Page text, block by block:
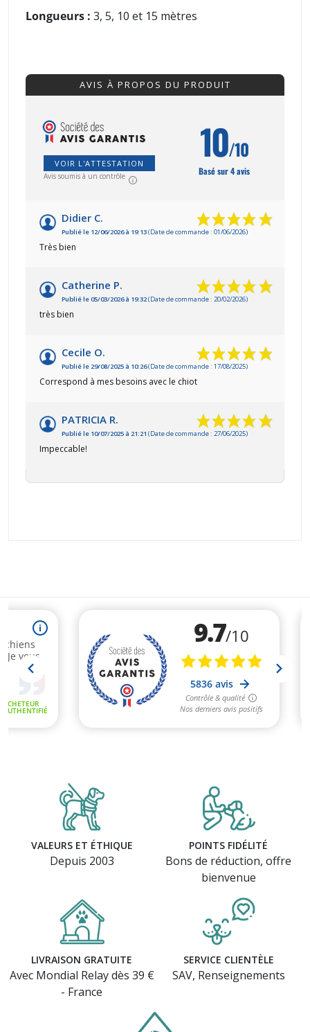
Longueurs : 3, 5, 10 et 15 mètres
AVIS À PROPOS DU PRODUIT
VOIR L'ATTESTATION
Avis soumis à un contrôle
10/10
Basé sur 4 avis
Didier C.
Publié le 12/06/2026 à 19:13(Date de commande : 01/06/2026)
Très bien
Catherine P.
Publié le 05/03/2026 à 19:32(Date de commande : 20/02/2026)
très bien
Cecile O.
Publié le 29/08/2025 à 10:26(Date de commande : 17/08/2025)
Correspond à mes besoins avec le chiot
PATRICIA R.
Publié le 10/07/2025 à 21:21 (Date de commande : 27/06/2025)
Impeccable!
VALEURS ET ÉTHIQUE
Depuis 2003
POINTS FIDÉLITÉ
Bons de réduction, offre
bienvenue
LIVRAISON GRATUITE
Avec Mondial Relay dès 39 €
- France
SERVICE CLIENTÈLE
SAV, Renseignements